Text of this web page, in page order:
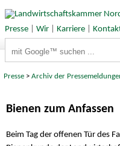
Presse| Wir| Karriere|
Presse >Archiv der
Bienen zum Anfassen
Beim Tag der offenen Tür des